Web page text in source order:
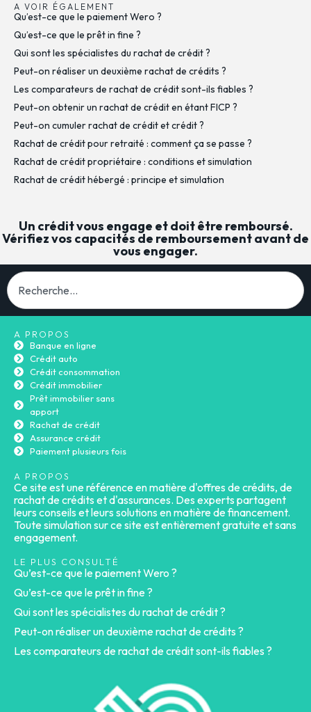
A VOIR ÉGALEMENT
Qu’est-ce que le paiement Wero ?
Qu’est-ce que le prêt in fine ?
Qui sont les spécialistes du rachat de crédit ?
Peut-on réaliser un deuxième rachat de crédits ?
Les comparateurs de rachat de crédit sont-ils fiables ?
Peut-on obtenir un rachat de crédit en étant FICP ?
Peut-on cumuler rachat de crédit et crédit ?
Rachat de crédit pour retraité : comment ça se passe ?
Rachat de crédit propriétaire : conditions et simulation
Rachat de crédit hébergé : principe et simulation
Un crédit vous engage et doit être remboursé.
Vérifiez vos capacités de remboursement avant de
vous engager.
A PROPOS
Banque en ligne
Crédit auto
Crédit consommation
Crédit immobilier
Prêt immobilier sans
apport
Rachat de crédit
Assurance crédit
Paiement plusieurs fois
A PROPOS
Ce site est une référence en matière d'offres de crédits, de
rachat de crédits et d'assurances. Des experts partagent
leurs conseils et leurs solutions en matière de financement.
Toute simulation sur ce site est entièrement gratuite et sans
engagement.
LE PLUS CONSULTÉ
Qu’est-ce que le paiement Wero ?
Qu’est-ce que le prêt in fine ?
Qui sont les spécialistes du rachat de crédit ?
Peut-on réaliser un deuxième rachat de crédits ?
Les comparateurs de rachat de crédit sont-ils fiables ?